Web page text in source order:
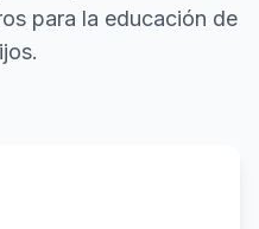
para la educación de